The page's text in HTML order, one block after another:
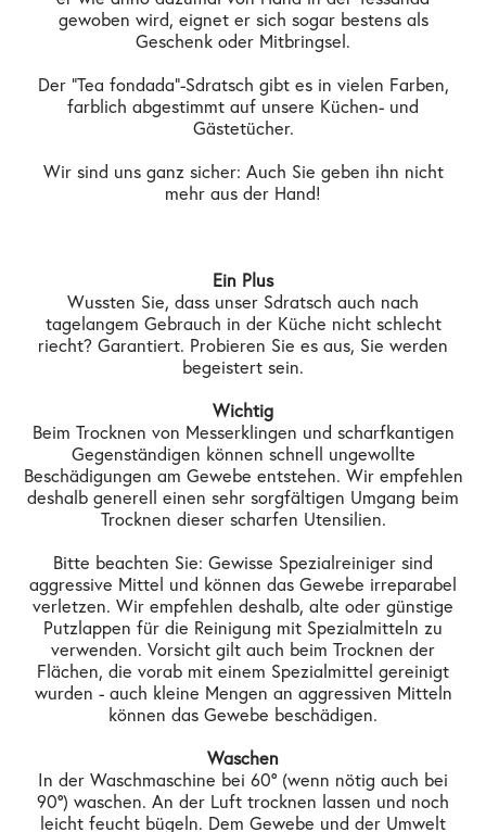
gewoben wird, eignet er sich sogar bestens als
Geschenk oder Mitbringsel.
Der "Tea fondada"-Sdratsch gibt es in vielen Farben,
farblich abgestimmt auf unsere Küchen- und
Gästetücher.
Wir sind uns ganz sicher: Auch Sie geben ihn nicht
mehr aus der Hand!
Ein Plus
Wussten Sie, dass unser Sdratsch auch nach
tagelangem Gebrauch in der Küche nicht schlecht
riecht? Garantiert. Probieren Sie es aus, Sie werden
begeistert sein.
Wichtig
Beim Trocknen von Messerklingen und scharfkantigen
Gegenständigen können schnell ungewollte
Beschädigungen am Gewebe entstehen. Wir empfehlen
deshalb generell einen sehr sorgfältigen Umgang beim
Trocknen dieser scharfen Utensilien.
Bitte beachten Sie: Gewisse Spezialreiniger sind
aggressive Mittel und können das Gewebe irreparabel
verletzen. Wir empfehlen deshalb, alte oder günstige
Putzlappen für die Reinigung mit Spezialmitteln zu
verwenden. Vorsicht gilt auch beim Trocknen der
Flächen, die vorab mit einem Spezialmittel gereinigt
wurden - auch kleine Mengen an aggressiven Mitteln
können das Gewebe beschädigen.
Waschen
In der Waschmaschine bei 60° (wenn nötig auch bei
90°) waschen. An der Luft trocknen lassen und noch
leicht feucht bügeln. Dem Gewebe und der Umwelt